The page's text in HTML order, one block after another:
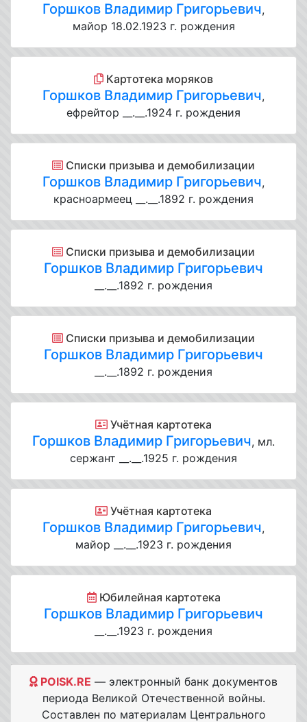
Горшков Владимир Григорьевич,
майор 18.02.1923 г. рождения
Картотека моряков
Горшков Владимир Григорьевич,
ефрейтор __.__.1924 г. рождения
Списки призыва и демобилизации
Горшков Владимир Григорьевич,
красноармеец __.__.1892 г. рождения
Списки призыва и демобилизации
Горшков Владимир Григорьевич
__.__.1892 г. рождения
Списки призыва и демобилизации
Горшков Владимир Григорьевич
__.__.1892 г. рождения
Учётная картотека
Горшков Владимир Григорьевич, мл.
сержант __.__.1925 г. рождения
Учётная картотека
Горшков Владимир Григорьевич,
майор __.__.1923 г. рождения
Юбилейная картотека
Горшков Владимир Григорьевич
__.__.1923 г. рождения
POISK.RE — электронный банк документов
периода Великой Отечественной войны.
Составлен по материалам Центрального